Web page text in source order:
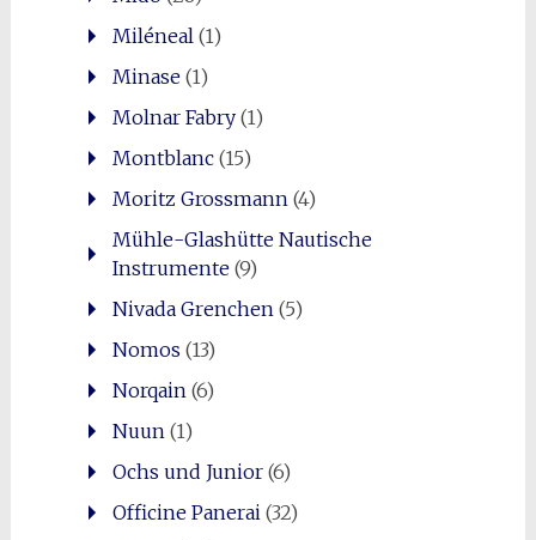
Miléneal(1)
Minase(1)
Molnar Fabry(1)
Montblanc(15)
Moritz Grossmann(4)
Mühle-Glashütte Nautische
Instrumente(9)
Nivada Grenchen(5)
Nomos (13)
Norqain(6)
Nuun(1)
Ochs und Junior(6)
Officine Panerai(32)